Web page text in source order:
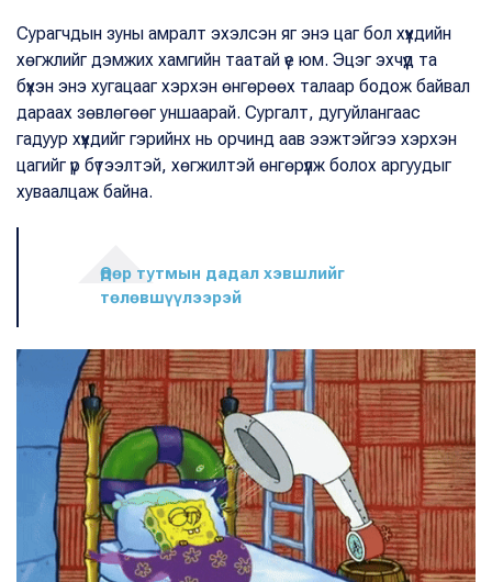
Сурагчдын зуны амралт эхэлсэн яг энэ цаг бол хүүхдийн
хөгжлийг дэмжих хамгийн таатай үе юм. Эцэг эхчүүд та
бүхэн энэ хугацааг хэрхэн өнгөрөөх талаар бодож байвал
дараах зөвлөгөөг уншаарай. Сургалт, дугуйлангаас
гадуур хүүхдийг гэрийнх нь орчинд аав ээжтэйгээ хэрхэн
цагийг үр бүтээлтэй, хөгжилтэй өнгөрүүлж болох аргуудыг
хуваалцаж байна.
Өдөр тутмын дадал хэвшлийг
төлөвшүүлээрэй